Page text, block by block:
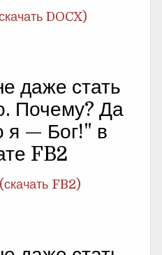
DOCX)
даже стать
Почему? Да
я — Бог!" в
FB2
FB2)